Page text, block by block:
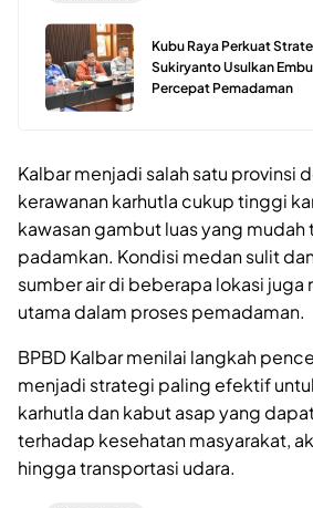
Kubu Raya Perkuat
Sukiryanto Usulkan
Percepat Pemadaman
Kalbar menjadi salah satu provinsi
kerawanan karhutla cukup tinggi
kawasan gambut luas yang mudah
padamkan. Kondisi medan sulit
sumber air di beberapa lokasi juga
utama dalam proses pemadaman.
BPBD Kalbar menilai langkah
menjadi strategi paling efektif
karhutla dan kabut asap yang
terhadap kesehatan masyarakat,
hingga transportasi udara.